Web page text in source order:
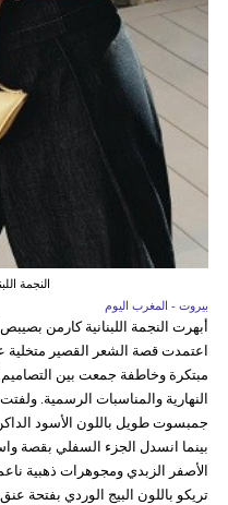
النجمة
بيروت - المغرب اليوم
أبهرت النجمة اللبنانية كارمن
اعتمدت قصة الشعر القصير متخلية
مبتكرة وخاطفة جمعت بين التصاميم
النهارية والمناسبات الرسمية.
جمبسوت طويل باللون الأسود
بينما انسدل الجزء السفلي بقصة
الأصفر الزبدي ومجوهرات ذهبية
تريكو باللون البيج الوردي بفتحة